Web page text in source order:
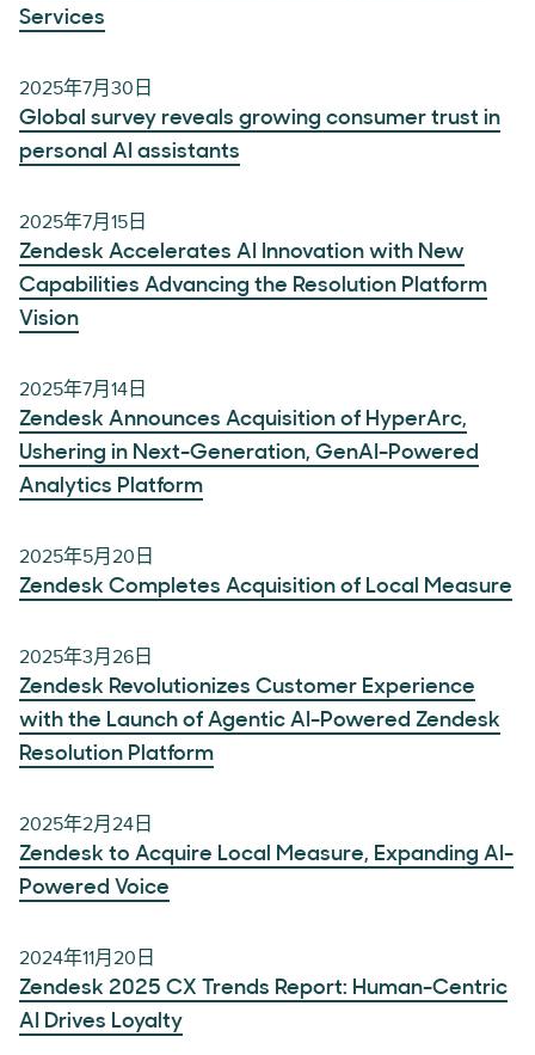
Services
2025年7月30日
Global survey reveals growing consumer trust in
personal AI assistants
2025年7月15日
Zendesk Accelerates AI Innovation with New
Capabilities Advancing the Resolution Platform
Vision
2025年7月14日
Zendesk Announces Acquisition of HyperArc,
Ushering in Next-Generation, GenAI-Powered
Analytics Platform
2025年5月20日
Zendesk Completes Acquisition of Local Measure
2025年3月26日
Zendesk Revolutionizes Customer Experience
with the Launch of Agentic AI-Powered Zendesk
Resolution Platform
2025年2月24日
Zendesk to Acquire Local Measure, Expanding AI-
Powered Voice
2024年11月20日
Zendesk 2025 CX Trends Report: Human-Centric
AI Drives Loyalty